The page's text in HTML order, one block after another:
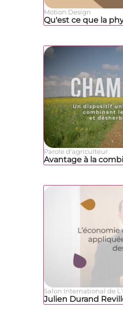
Motion Design
Qu'est ce que la
Parole d'agriculteur
Avantage à la
Salon International de
Julien Durand